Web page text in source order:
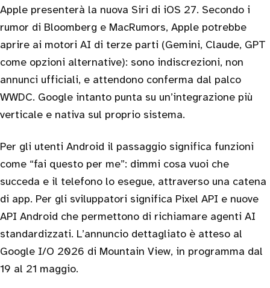
Apple presenterà la nuova Siri di iOS 27. Secondo i
rumor di Bloomberg e MacRumors, Apple potrebbe
aprire ai motori AI di terze parti (Gemini, Claude, GPT
come opzioni alternative): sono indiscrezioni, non
annunci ufficiali, e attendono conferma dal palco
WWDC. Google intanto punta su un’integrazione più
verticale e nativa sul proprio sistema.
Per gli utenti Android il passaggio significa funzioni
come “fai questo per me”: dimmi cosa vuoi che
succeda e il telefono lo esegue, attraverso una catena
di app. Per gli sviluppatori significa Pixel API e nuove
API Android che permettono di richiamare agenti AI
standardizzati. L’annuncio dettagliato è atteso al
Google I/O 2026 di Mountain View, in programma dal
19 al 21 maggio.